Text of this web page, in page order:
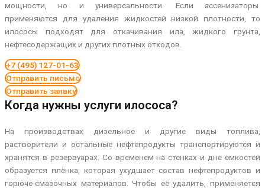
мощности, но и универсальности. Если ассенизаторы
применяются для удаления жидкостей низкой плотности, то
илососы подходят для откачивания ила, жидкого грунта,
нефтесодержащих и других плотных отходов.
+7 (495) 127-01-63
Отправить письмо
Отправить заявку
Когда нужны услуги илососа?
На производствах дизельное и другие виды топлива,
растворители и остальные нефтепродукты транспортируются и
хранятся в резервуарах. Со временем на стенках и дне ёмкостей
образуется плёнка, которая ухудшает состав нефтепродуктов и
горюче-смазочных материалов. Чтобы её удалить, применяется